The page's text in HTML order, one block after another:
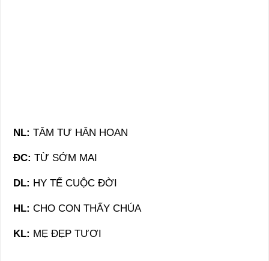
NL:TÂM TƯ HÂN HOAN
ĐC: TỪ SỚM MAI
DL: HY TẾ CUỘC ĐỜI
HL:CHO CON THẤY CHÚA
KL: MẸ ĐẸP TƯƠI